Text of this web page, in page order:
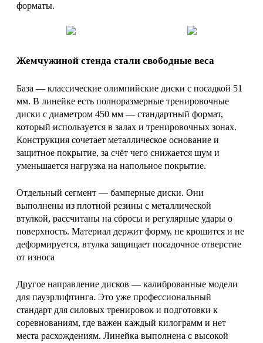
форматы.
Жемчужиной стенда стали свободные веса
База — классические олимпийские диски с посадкой 51
мм. В линейке есть полноразмерные тренировочные
диски с диаметром 450 мм — стандартный формат,
который используется в залах и тренировочных зонах.
Конструкция сочетает металлическое основание и
защитное покрытие, за счёт чего снижается шум и
уменьшается нагрузка на напольное покрытие.
Отдельный сегмент — бамперные диски. Они
выполнены из плотной резины с металлической
втулкой, рассчитаны на сбросы и регулярные удары о
поверхность. Материал держит форму, не крошится и не
деформируется, втулка защищает посадочное отверстие
от износа
Другое направление дисков — калиброванные модели
для пауэрлифтинга. Это уже профессиональный
стандарт для силовых тренировок и подготовки к
соревнованиям, где важен каждый килограмм и нет
места расхождениям. Линейка выполнена с высокой